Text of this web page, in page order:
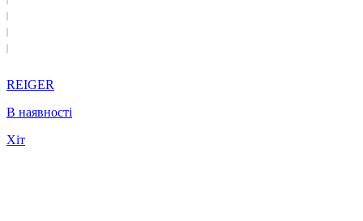
REIGER
В наявності
Хіт